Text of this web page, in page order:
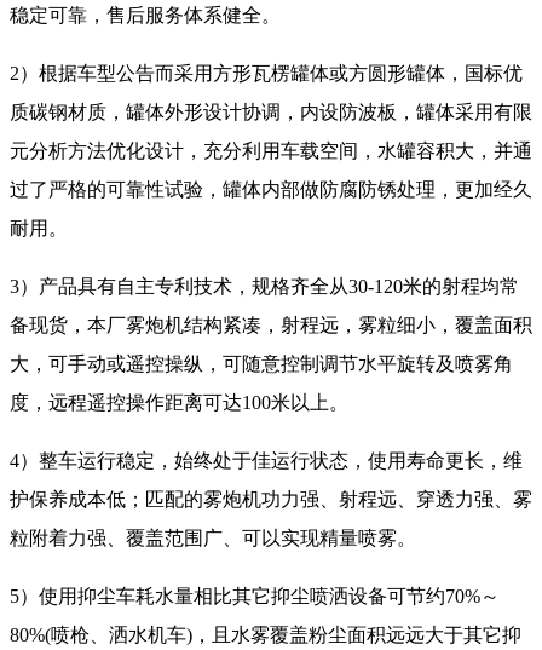
稳定可靠，售后服务体系健全。
2）根据车型公告而采用方形瓦楞罐体或方圆形罐体，国标优
质碳钢材质，罐体外形设计协调，内设防波板，罐体采用有限
元分析方法优化设计，充分利用车载空间，水罐容积大，并通
过了严格的可靠性试验，罐体内部做防腐防锈处理，更加经久
耐用。
3）产品具有自主专利技术，规格齐全从30-120米的射程均常
备现货，本厂雾炮机结构紧凑，射程远，雾粒细小，覆盖面积
大，可手动或遥控操纵，可随意控制调节水平旋转及喷雾角
度，远程遥控操作距离可达100米以上。
4）整车运行稳定，始终处于佳运行状态，使用寿命更长，维
护保养成本低；匹配的雾炮机功力强、射程远、穿透力强、雾
粒附着力强、覆盖范围广、可以实现精量喷雾。
5）使用抑尘车耗水量相比其它抑尘喷洒设备可节约70%～
80%(喷枪、洒水机车)，且水雾覆盖粉尘面积远远大于其它抑